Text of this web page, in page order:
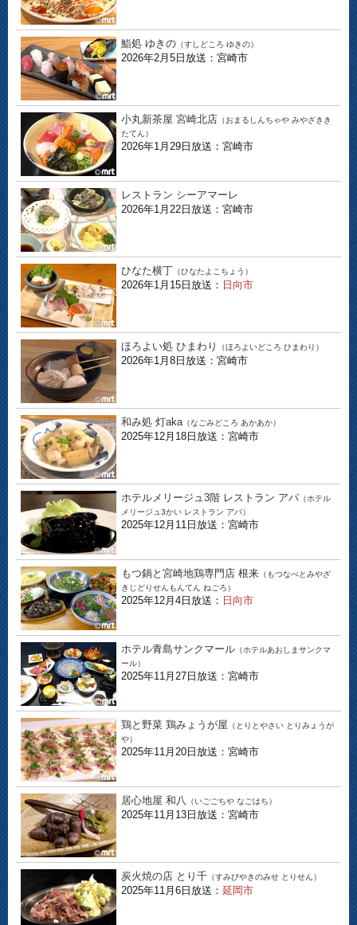
鮨処 ゆきの （すしどころ ゆきの）
2026年2月5日放送：宮崎市
小丸新茶屋 宮崎北店 （おまるしんちゃや みやざきき
たてん）
2026年1月29日放送：宮崎市
レストラン シーアマーレ
2026年1月22日放送：宮崎市
ひなた横丁 （ひなたよこちょう）
2026年1月15日放送： 日向市
ほろよい処 ひまわり （ほろよいどころ ひまわり）
2026年1月8日放送：宮崎市
和み処 灯aka （なごみどころ あかあか）
2025年12月18日放送：宮崎市
ホテルメリージュ3階 レストラン アバ （ホテル
メリージュ3かい レストラン アバ）
2025年12月11日放送：宮崎市
もつ鍋と宮崎地鶏専門店 根来 （もつなべとみやざ
きじどりせんもんてん ねごろ）
2025年12月4日放送： 日向市
ホテル青島サンクマール （ホテルあおしまサンクマ
ール）
2025年11月27日放送：宮崎市
鶏と野菜 鶏みょうが屋 （とりとやさい とりみょうが
や）
2025年11月20日放送：宮崎市
居心地屋 和八 （いごごちや なごはち）
2025年11月13日放送：宮崎市
炭火焼の店 とり千 （すみびやきのみせ とりせん）
2025年11月6日放送： 延岡市